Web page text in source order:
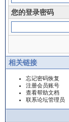
您的登录密码
相关链接
忘记密码恢复
注册会员账号
查看帮助文档
联系论坛管理员